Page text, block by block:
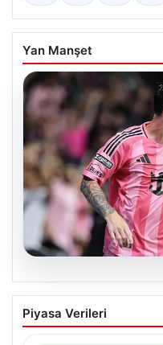
Yan Manşet
06.08.2026
Dünya Kupası
Messi yapacağını
Piyasa Verileri